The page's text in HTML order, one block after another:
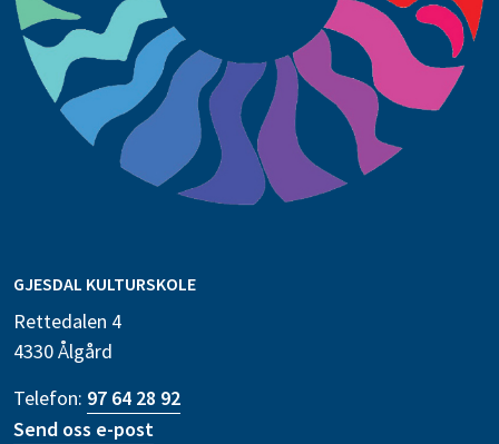
GJESDAL KULTURSKOLE
Rettedalen 4
4330 Ålgård
Telefon: 97 64 28 92
Send oss e-post